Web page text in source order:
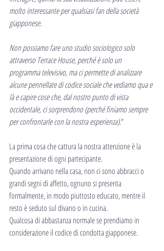
molto interessante per qualsiasi fan della società
giapponese.
Non possiamo fare uno studio sociologico solo
attraverso Terrace House, perché è solo un
programma televisivo, ma ci permette di analizzare
alcune pennellate di codice sociale che vediamo qua e
là e capire cose che, dal nostro punto di vista
occidentale, ci sorprendono (perché finiamo sempre
per confrontarle con la nostra esperienza)."
La prima cosa che cattura la nostra attenzione è la
presentazione di ogni partecipante.
Quando arrivano nella casa, non ci sono abbracci o
grandi segni di affetto, ognuno si presenta
formalmente, in modo piuttosto educato, mentre il
resto è seduto sul divano o in cucina.
Qualcosa di abbastanza normale se prendiamo in
considerazione il codice di condotta giapponese.